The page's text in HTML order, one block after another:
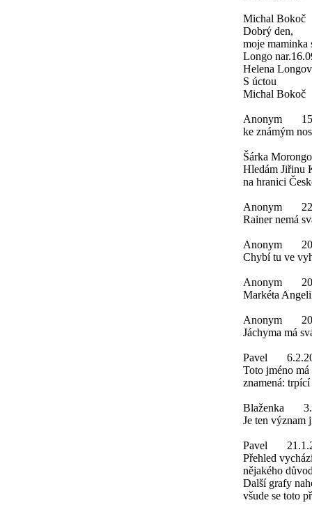
Michal Bokoč
Dobrý den,
moje maminka
Longo
Helena
S úctou
Michal Bokoč
Anonym
ke známým
Šárka
Hledám Jiřinu
na hranici
Anonym
Rainer nemá
Anonym
Chybí tu ve
Anonym
Markéta
Anonym
Jáchyma má
Pavel
Toto jméno
znamená:
Blaženka
Je ten význam
Pavel
Přehled
nějakého
Další grafy
všude se toto